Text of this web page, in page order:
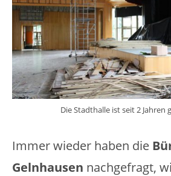
Die Stadthalle ist seit 2 Jahren
Immer wieder haben die
Gelnhausen nachgefragt,